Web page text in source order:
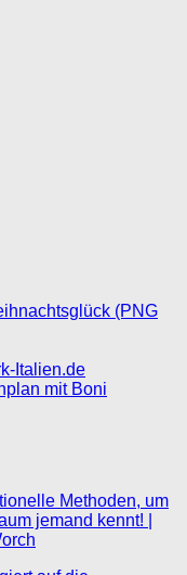
(PNG
Italien.de
mit Boni
Methoden, um
jemand kennt! |